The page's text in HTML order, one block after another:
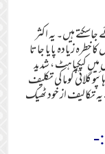
ہیں۔ یہ اکثر
زیادہ پایا جاتا
کپکپاہٹ ، شدید
گلائی کوما کی تکلیف
تکالیف از خود ٹھیک